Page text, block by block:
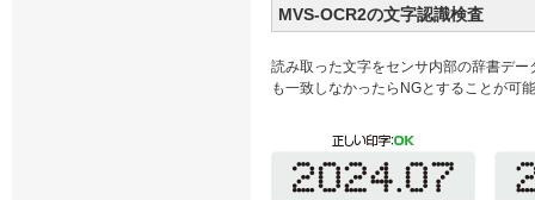
MVS-OCR2の文字認識検査
読み取った文字をセンサ内部の辞書デ
も一致しなかったらNGとすることが可